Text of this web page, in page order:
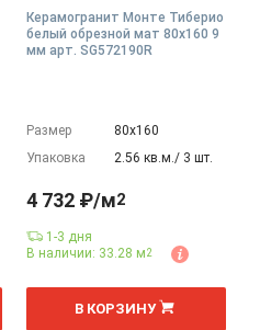
Керамогранит Монте Тиберио
белый обрезной мат 80x160 9
мм арт. SG572190R
Размер
80х160
Упаковка
2.56 кв.м./ 3 шт.
4 732 ₽/м2
1-3 дня
В наличии: 33.28 м2
м
В КОРЗИНУ